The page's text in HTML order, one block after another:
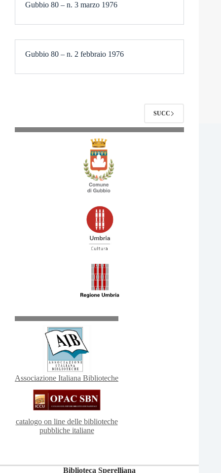
Gubbio 80 – n. 3 marzo 1976
Gubbio 80 – n. 2 febbraio 1976
SUCC
Associazione Italiana Biblioteche
catalogo on line delle biblioteche
pubbliche italiane
Biblioteca Sperelliana